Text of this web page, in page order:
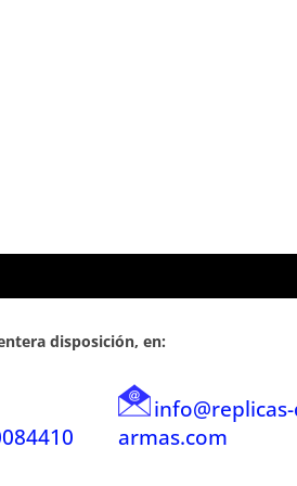
disposición, en:
armas.com